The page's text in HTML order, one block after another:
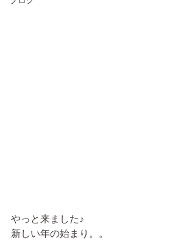
やっと来ました♪
新しい年の始まり。。